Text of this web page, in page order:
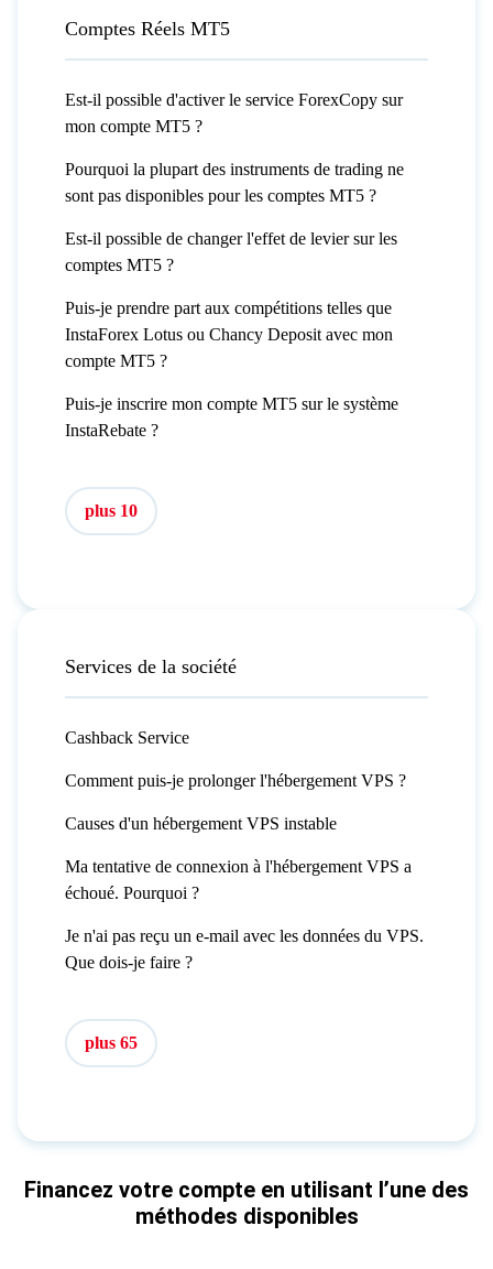
Comptes Réels MT5
Est-il possible d'activer le service ForexCopy sur
mon compte MT5 ?
Pourquoi la plupart des instruments de trading ne
sont pas disponibles pour les comptes MT5 ?
Est-il possible de changer l'effet de levier sur les
comptes MT5 ?
Puis-je prendre part aux compétitions telles que
InstaForex Lotus ou Chancy Deposit avec mon
compte MT5 ?
Puis-je inscrire mon compte MT5 sur le système
InstaRebate ?
plus 10
Services de la société
Cashback Service
Comment puis-je prolonger l'hébergement VPS ?
Causes d'un hébergement VPS instable
Ma tentative de connexion à l'hébergement VPS a
échoué. Pourquoi ?
Je n'ai pas reçu un e-mail avec les données du VPS.
Que dois-je faire ?
plus 65
Financez votre compte en utilisant l’une des
méthodes disponibles